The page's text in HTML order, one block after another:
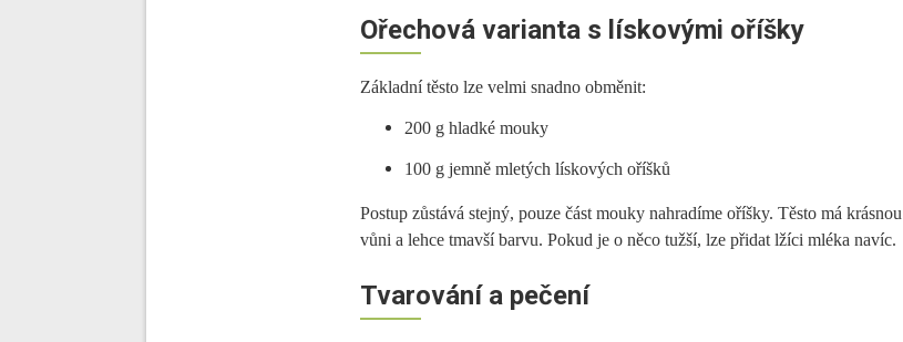
Ořechová varianta s lískovými oříšky
Základní těsto lze velmi snadno obměnit:
200 g hladké mouky
100 g jemně mletých lískových oříšků
Postup zůstává stejný, pouze část mouky nahradíme oříšky. Těsto má krásnou
vůni a lehce tmavší barvu. Pokud je o něco tužší, lze přidat lžíci mléka navíc.
Tvarování a pečení